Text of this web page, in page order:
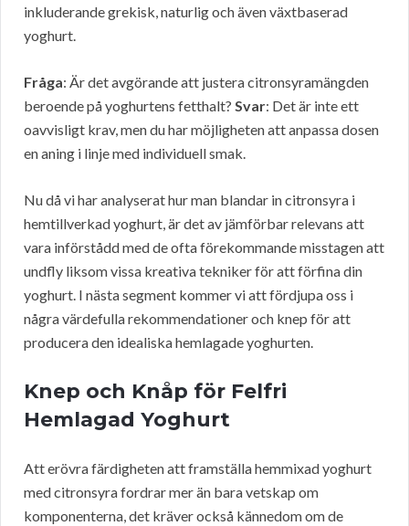
inkluderande grekisk, naturlig och även växtbaserad
yoghurt.
Fråga: Är det avgörande att justera citronsyramängden
beroende på yoghurtens fetthalt? Svar: Det är inte ett
oavvisligt krav, men du har möjligheten att anpassa dosen
en aning i linje med individuell smak.
Nu då vi har analyserat hur man blandar in citronsyra i
hemtillverkad yoghurt, är det av jämförbar relevans att
vara införstådd med de ofta förekommande misstagen att
undfly liksom vissa kreativa tekniker för att förfina din
yoghurt. I nästa segment kommer vi att fördjupa oss i
några värdefulla rekommendationer och knep för att
producera den idealiska hemlagade yoghurten.
Knep och Knåp för Felfri
Hemlagad Yoghurt
Att erövra färdigheten att framställa hemmixad yoghurt
med citronsyra fordrar mer än bara vetskap om
komponenterna, det kräver också kännedom om de